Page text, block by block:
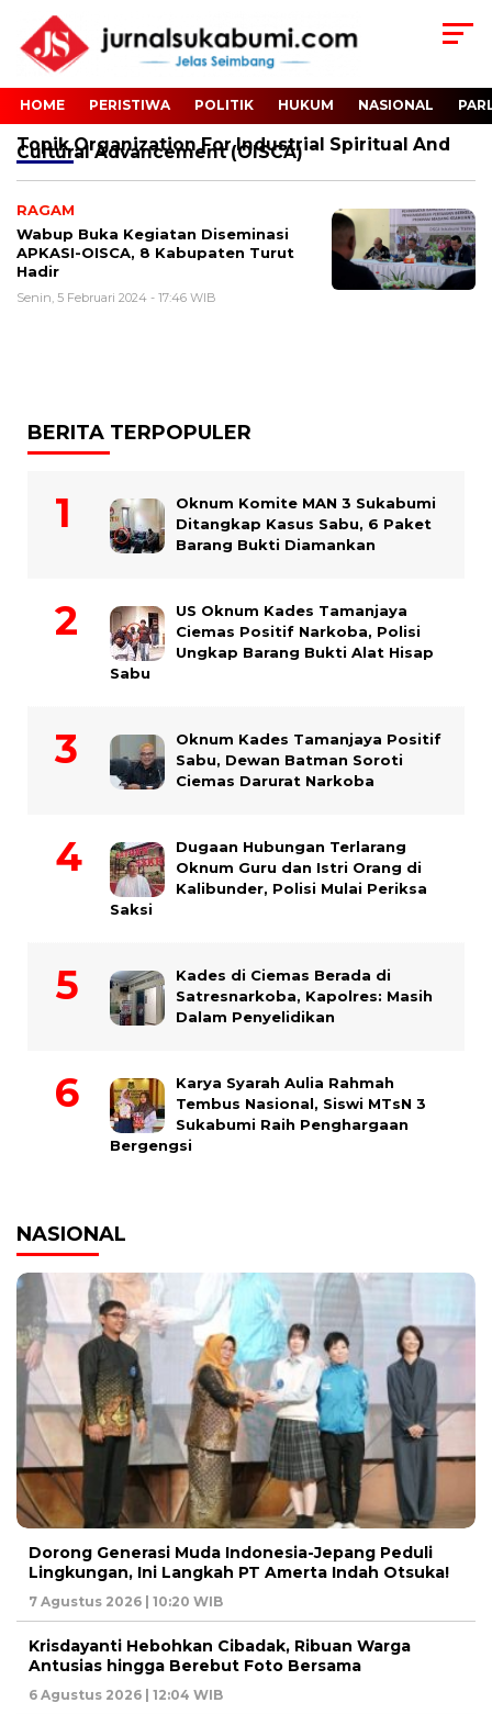
HOME PERISTIWA POLITIK HUKUM NASIONAL
TopikOrganization For Industrial Spiritual And
Cultural Advancement (OISCA)
RAGAM
Wabup Buka Kegiatan Diseminasi
APKASI-OISCA, 8 Kabupaten Turut
Hadir
Senin, 5 Februari 2024 - 17:46 WIB
BERITA TERPOPULER
Oknum Komite MAN 3 Sukabumi
Ditangkap Kasus Sabu, 6 Paket
Barang Bukti Diamankan
US Oknum Kades Tamanjaya
Ciemas Positif Narkoba, Polisi
Ungkap Barang Bukti Alat Hisap
Sabu
Oknum Kades Tamanjaya Positif
Sabu, Dewan Batman Soroti
Ciemas Darurat Narkoba
Dugaan Hubungan Terlarang
Oknum Guru dan Istri Orang di
Kalibunder, Polisi Mulai Periksa
Saksi
Kades di Ciemas Berada di
Satresnarkoba, Kapolres: Masih
Dalam Penyelidikan
Karya Syarah Aulia Rahmah
Tembus Nasional, Siswi MTsN 3
Sukabumi Raih Penghargaan
Bergengsi
NASIONAL
Dorong Generasi Muda Indonesia-Jepang Peduli
Lingkungan, Ini Langkah PT Amerta Indah Otsuka!
7 Agustus 2026 | 10:20 WIB
Krisdayanti Hebohkan Cibadak, Ribuan Warga
Antusias hingga Berebut Foto Bersama
6 Agustus 2026 | 12:04 WIB